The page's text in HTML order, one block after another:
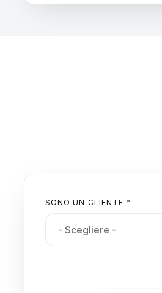
SONO UN CLIENTE *